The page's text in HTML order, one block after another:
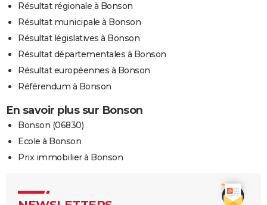
Résultat régionale à Bonson
Résultat municipale à Bonson
Résultat législatives à Bonson
Résultat départementales à Bonson
Résultat européennes à Bonson
Référendum à Bonson
En savoir plus sur Bonson
Bonson (06830)
Ecole à Bonson
Prix immobilier à Bonson